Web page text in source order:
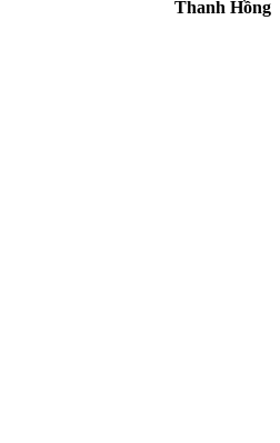
Thanh Hồng